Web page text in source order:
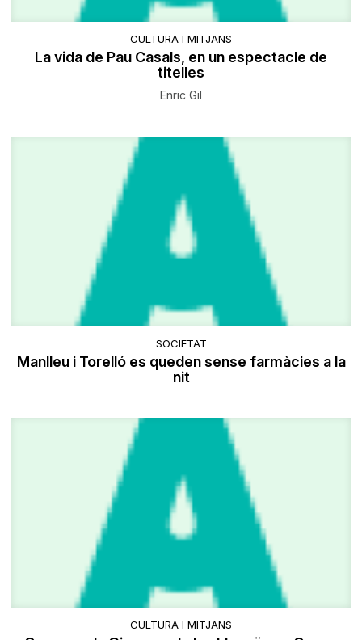
CULTURA I MITJANS
La vida de Pau Casals, en un espectacle de
titelles
Enric Gil
SOCIETAT
Manlleu i Torelló es queden sense farmàcies a la
nit
CULTURA I MITJANS